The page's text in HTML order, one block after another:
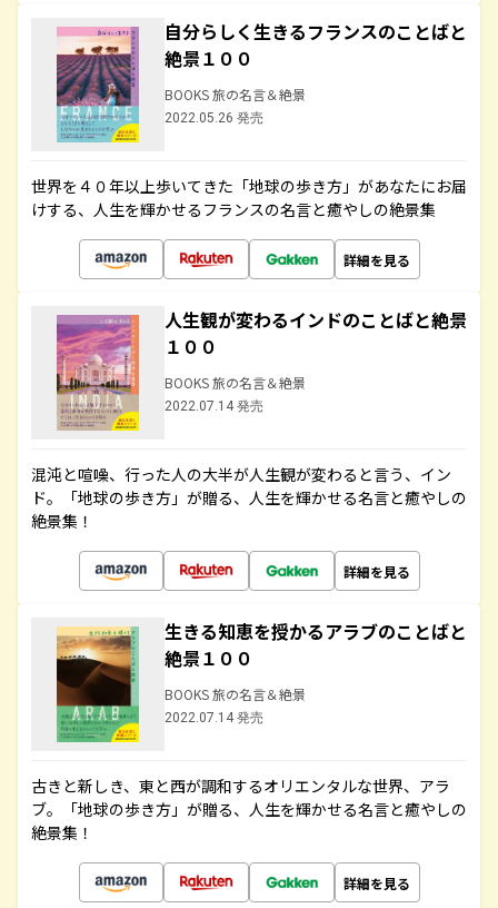
自分らしく生きるフランスのことばと
絶景１００
BOOKS 旅の名言＆絶景
2022.05.26 発売
世界を４０年以上歩いてきた「地球の歩き方」があなたにお届
けする、人生を輝かせるフランスの名言と癒やしの絶景集
詳細を見る
人生観が変わるインドのことばと絶景
１００
BOOKS 旅の名言＆絶景
2022.07.14 発売
混沌と喧噪、行った人の大半が人生観が変わると言う、イン
ド。「地球の歩き方」が贈る、人生を輝かせる名言と癒やしの
絶景集！
詳細を見る
生きる知恵を授かるアラブのことばと
絶景１００
BOOKS 旅の名言＆絶景
2022.07.14 発売
古きと新しき、東と西が調和するオリエンタルな世界、アラ
ブ。「地球の歩き方」が贈る、人生を輝かせる名言と癒やしの
絶景集！
詳細を見る